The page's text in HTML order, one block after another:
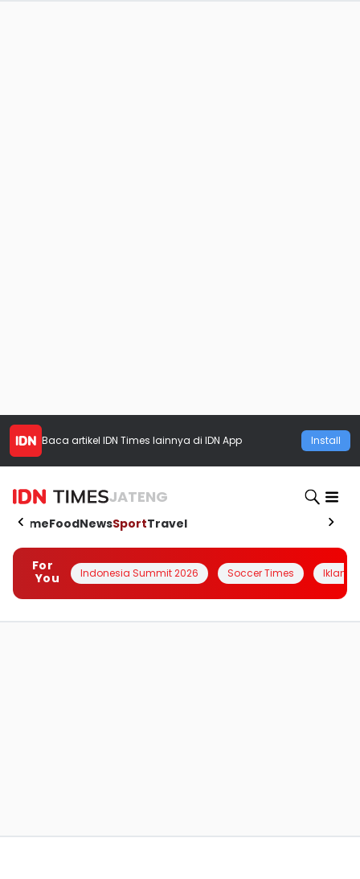
Baca artikel IDN Times lainnya di IDN App Install
JATENG
HomeFoodNewsSportTravel
For
You
Indonesia Summit 2026 Soccer Times Iklanin